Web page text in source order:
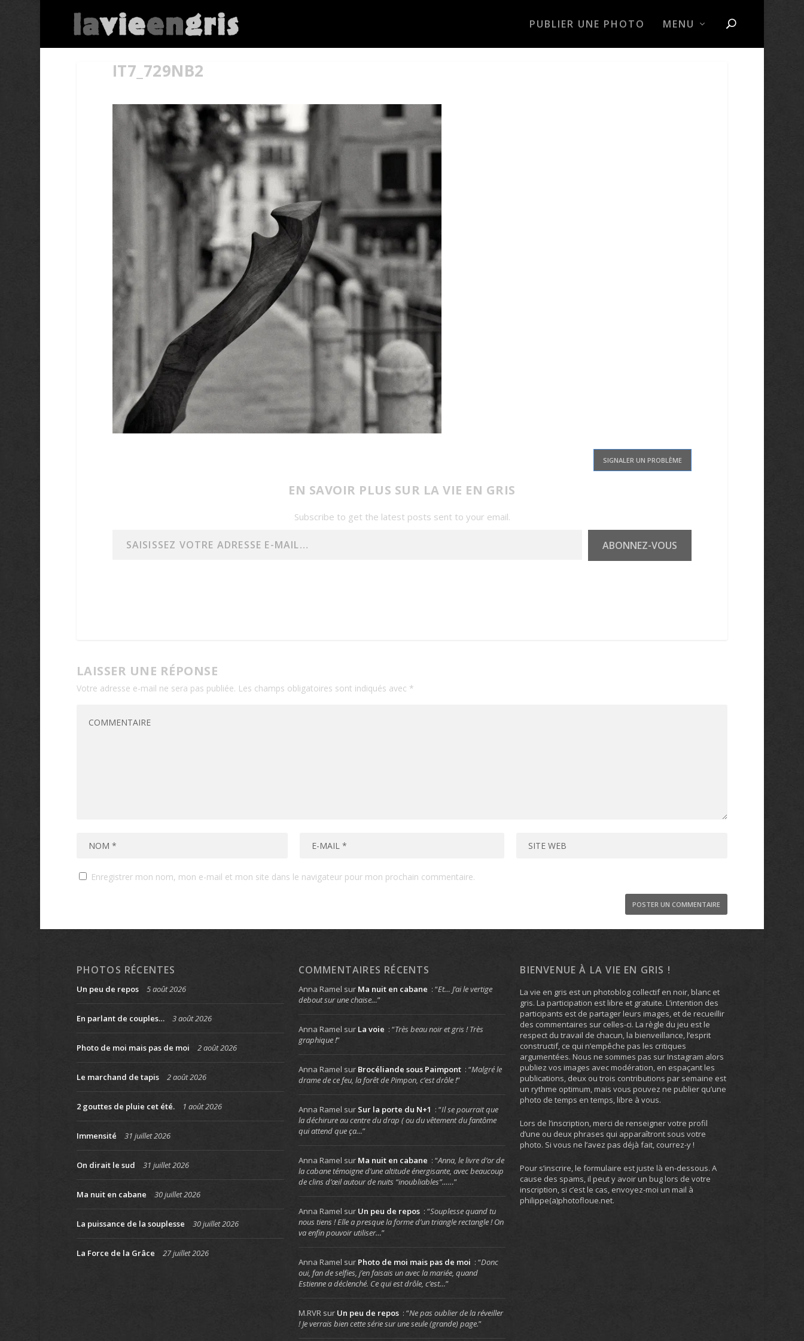
PUBLIER UNE PHOTO MENU
IT7_729NB2
SIGNALER UN PROBLÈME
EN SAVOIR PLUS SUR LA VIE EN GRIS
Subscribe to get the latest posts sent to your email.
ABONNEZ-VOUS
LAISSER UNE RÉPONSE
Votre adresse e-mail ne sera pas publiée. Les champs obligatoires sont indiqués avec *
Enregistrer mon nom, mon e-mail et mon site dans le navigateur pour mon prochain commentaire.
PHOTOS RÉCENTES
Un peu de repos 5 août 2026
En parlant de couples… 3 août 2026
Photo de moi mais pas de moi 2 août 2026
Le marchand de tapis 2 août 2026
2 gouttes de pluie cet été. 1 août 2026
Immensité 31 juillet 2026
On dirait le sud 31 juillet 2026
Ma nuit en cabane 30 juillet 2026
La puissance de la souplesse 30 juillet 2026
La Force de la Grâce 27 juillet 2026
COMMENTAIRES RÉCENTS
Anna Ramel sur Ma nuit en cabane : “Et… J’ai le vertige
debout sur une chaise…”
Anna Ramel sur La voie : “Très beau noir et gris ! Très
graphique !”
Anna Ramel sur Brocéliande sous Paimpont : “Malgré le
drame de ce feu, la forêt de Pimpon, c’est drôle !”
Anna Ramel sur Sur la porte du N+1 : “Il se pourrait que
la déchirure au centre du drap ( ou du vêtement du fantôme
qui attend que ça…”
Anna Ramel sur Ma nuit en cabane : “Anna, le livre d’or de
la cabane témoigne d’une altitude énergisante, avec beaucoup
de clins d’œil autour de nuits “inoubliables”……”
Anna Ramel sur Un peu de repos : “Souplesse quand tu
nous tiens ! Elle a presque la forme d’un triangle rectangle ! On
va enfin pouvoir utiliser…”
Anna Ramel sur Photo de moi mais pas de moi : “Donc
oui, fan de selfies, j’en faisais un avec la mariée, quand
Estienne a déclenché. Ce qui est drôle, c’est…”
M.RVRsur Un peu de repos : “Ne pas oublier de la réveiller
! Je verrais bien cette série sur une seule (grande) page.”
BIENVENUE À LA VIE EN GRIS !
La vie en gris est un photoblog collectif en noir, blanc et
gris. La participation est libre et gratuite. L’intention des
participants est de partager leurs images, et de recueillir
des commentaires sur celles-ci. La règle du jeu est le
respect du travail de chacun, la bienveillance, l’esprit
constructif, ce qui n’empêche pas les critiques
argumentées. Nous ne sommes pas sur Instagram alors
publiez vos images avec modération, en espaçant les
publications, deux ou trois contributions par semaine est
un rythme optimum, mais vous pouvez ne publier qu’une
photo de temps en temps, libre à vous.
Lors de l’inscription, merci de renseigner votre profil
d’une ou deux phrases qui apparaîtront sous votre
photo. Si vous ne l’avez pas déjà fait, courrez-y !
Pour s’inscrire, le formulaire est juste là en-dessous. A
cause des spams, il peut y avoir un bug lors de votre
inscription, si c’est le cas, envoyez-moi un mail à
philippe(a)photofloue.net.